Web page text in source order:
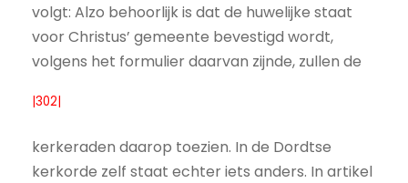
volgt: Alzo behoorlijk is dat de huwelijke staat
voor Christus’ gemeente bevestigd wordt,
volgens het formulier daarvan zijnde, zullen de
|302|
kerkeraden daarop toezien. In de Dordtse
kerkorde zelf staat echter iets anders. In artikel